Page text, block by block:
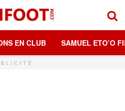
EN CLUB SAMUEL ETO’O